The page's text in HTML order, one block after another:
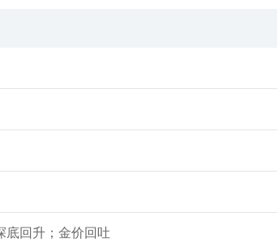
底回升；金价回吐